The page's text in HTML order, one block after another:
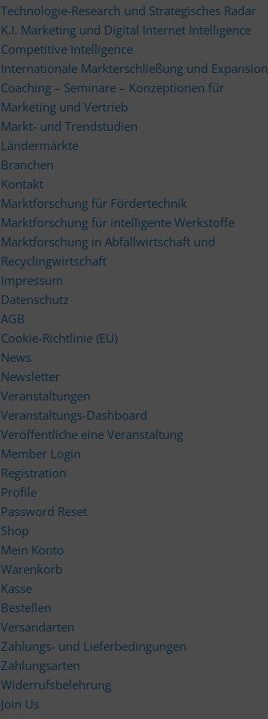
Technologie-Research und Strategisches Radar
K.I. Marketing und Digital Internet Intelligence
Competitive Intelligence
Internationale Markterschließung und Expansion
Coaching – Seminare – Konzeptionen für
Marketing und Vertrieb
Markt- und Trendstudien
Ländermärkte
Branchen
Kontakt
Marktforschung für Fördertechnik
Marktforschung für intelligente Werkstoffe
Marktforschung in Abfallwirtschaft und
Recyclingwirtschaft
Impressum
Datenschutz
AGB
Cookie-Richtlinie (EU)
News
Newsletter
Veranstaltungen
Veranstaltungs-Dashboard
Veröffentliche eine Veranstaltung
Member Login
Registration
Profile
Password Reset
Shop
Mein Konto
Warenkorb
Kasse
Bestellen
Versandarten
Zahlungs- und Lieferbedingungen
Zahlungsarten
Widerrufsbelehrung
Join Us